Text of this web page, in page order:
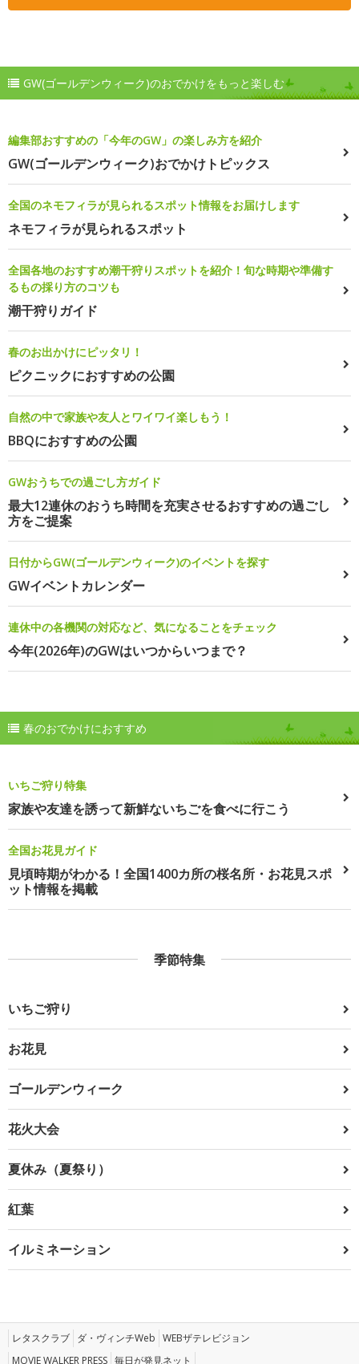
GW(ゴールデンウィーク)のおでかけをもっと楽しむ
編集部おすすめの「今年のGW」の楽しみ方を紹介
GW(ゴールデンウィーク)おでかけトピックス
全国のネモフィラが見られるスポット情報をお届けします
ネモフィラが見られるスポット
全国各地のおすすめ潮干狩りスポットを紹介！旬な時期や準備す
るもの採り方のコツも
潮干狩りガイド
春のお出かけにピッタリ！
ピクニックにおすすめの公園
自然の中で家族や友人とワイワイ楽しもう！
BBQにおすすめの公園
GWおうちでの過ごし方ガイド
最大12連休のおうち時間を充実させるおすすめの過ごし
方をご提案
日付からGW(ゴールデンウィーク)のイベントを探す
GWイベントカレンダー
連休中の各機関の対応など、気になることをチェック
今年(2026年)のGWはいつからいつまで？
春のおでかけにおすすめ
いちご狩り特集
家族や友達を誘って新鮮ないちごを食べに行こう
全国お花見ガイド
見頃時期がわかる！全国1400カ所の桜名所・お花見スポ
ット情報を掲載
季節特集
いちご狩り
お花見
ゴールデンウィーク
花火大会
夏休み（夏祭り）
紅葉
イルミネーション
レタスクラブ ダ・ヴィンチWeb WEBザテレビジョン
MOVIE WALKER PRESS 毎日が発見ネット